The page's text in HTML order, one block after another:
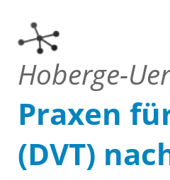
Hoberge-
Praxen
(DVT)